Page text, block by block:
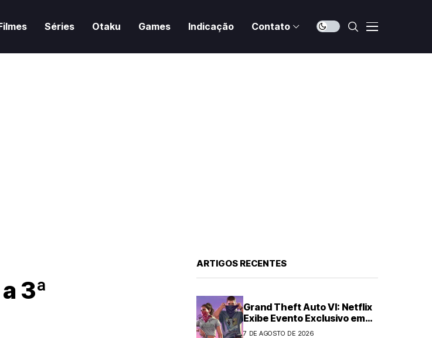
Séries Otaku Games Indicação Contato
3ª
ARTIGOS RECENTES
Grand Theft Auto VI: Netflix
Exibe Evento Exclusivo em
Agosto
7 DE AGOSTO DE 2026